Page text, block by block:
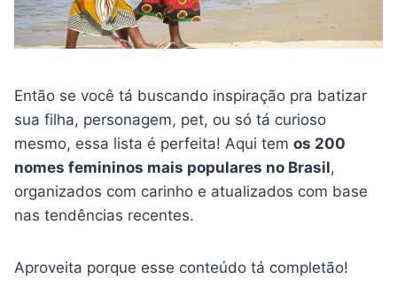
Então se você tá buscando inspiração pra batizar
sua filha, personagem, pet, ou só tá curioso
mesmo, essa lista é perfeita! Aqui tem os 200
nomes femininos mais populares no Brasil,
organizados com carinho e atualizados com base
nas tendências recentes.
Aproveita porque esse conteúdo tá completão!